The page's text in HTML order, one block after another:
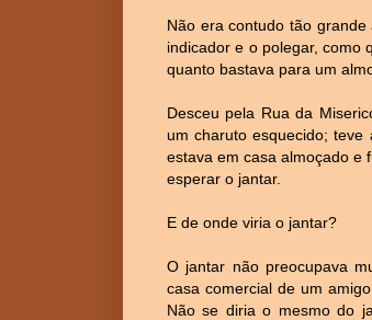
Não era contudo tão
indicador e o polegar, como
quanto bastava para um
Desceu pela Rua da
um charuto esquecido;
estava em casa almoçado e
esperar o jantar.
E de onde viria o jantar?
O jantar não preocupava
casa comercial de um
Não se diria o mesmo do